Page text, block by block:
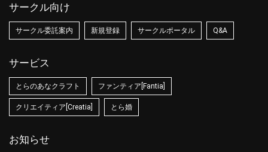
サークル向け
サークル委託案内 新規登録 サークルポータル Q&A
サービス
とらのあなクラフト ファンティア[Fantia]
クリエイティア[Creatia] とら婚
お知らせ